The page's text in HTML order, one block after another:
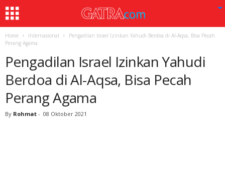
Home Internasional
Pengadilan Israel Izinkan Yahudi Berdoa di Al-Aqsa, Bisa Pecah
Perang Agama
Pengadilan Israel Izinkan Yahudi
Berdoa di Al-Aqsa, Bisa Pecah
Perang Agama
By Rohmat - 08 Oktober 2021